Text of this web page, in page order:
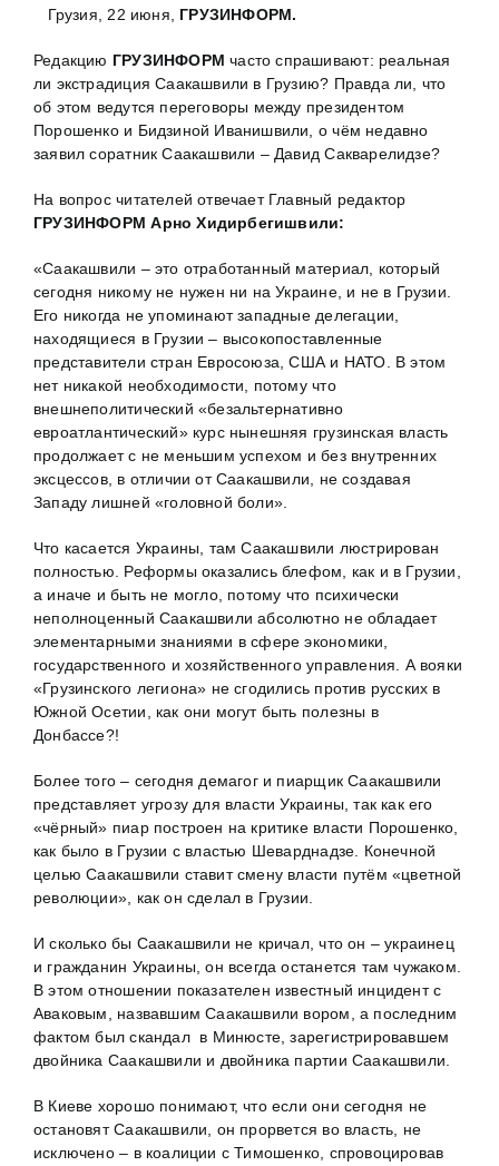
Грузия, 22 июня, ГРУЗИНФОРМ.
Редакцию ГРУЗИНФОРМчасто спрашивают: реальная
ли экстрадиция Саакашвили в Грузию? Правда ли, что
об этом ведутся переговоры между президентом
Порошенко и Бидзиной Иванишвили, о чём недавно
заявил соратник Саакашвили – Давид Сакварелидзе?
На вопрос читателей отвечает Главный редактор
ГРУЗИНФОРМ Арно Хидирбегишвили:
«Саакашвили – это отработанный материал, который
сегодня никому не нужен ни на Украине, и не в Грузии.
Его никогда не упоминают западные делегации,
находящиеся в Грузии – высокопоставленные
представители стран Евросоюза, США и НАТО. В этом
нет никакой необходимости, потому что
внешнеполитический «безальтернативно
евроатлантический» курс нынешняя грузинская власть
продолжает с не меньшим успехом и без внутренних
эксцессов, в отличии от Саакашвили, не создавая
Западу лишней «головной боли».
Что касается Украины, там Саакашвили люстрирован
полностью. Реформы оказались блефом, как и в Грузии,
а иначе и быть не могло, потому что психически
неполноценный Саакашвили абсолютно не обладает
элементарными знаниями в сфере экономики,
государственного и хозяйственного управления. А вояки
«Грузинского легиона» не сгодились против русских в
Южной Осетии, как они могут быть полезны в
Донбассе?!
Более того – сегодня демагог и пиарщик Саакашвили
представляет угрозу для власти Украины, так как его
«чёрный» пиар построен на критике власти Порошенко,
как было в Грузии с властью Шеварднадзе. Конечной
целью Саакашвили ставит смену власти путём «цветной
революции», как он сделал в Грузии.
И сколько бы Саакашвили не кричал, что он – украинец
и гражданин Украины, он всегда останется там чужаком.
В этом отношении показателен известный инцидент с
Аваковым, назвавшим Саакашвили вором, а последним
фактом был скандал в Минюсте, зарегистрировавшем
двойника Саакашвили и двойника партии Саакашвили.
В Киеве хорошо понимают, что если они сегодня не
остановят Саакашвили, он прорвется во власть, не
исключено – в коалиции с Тимошенко, спровоцировав